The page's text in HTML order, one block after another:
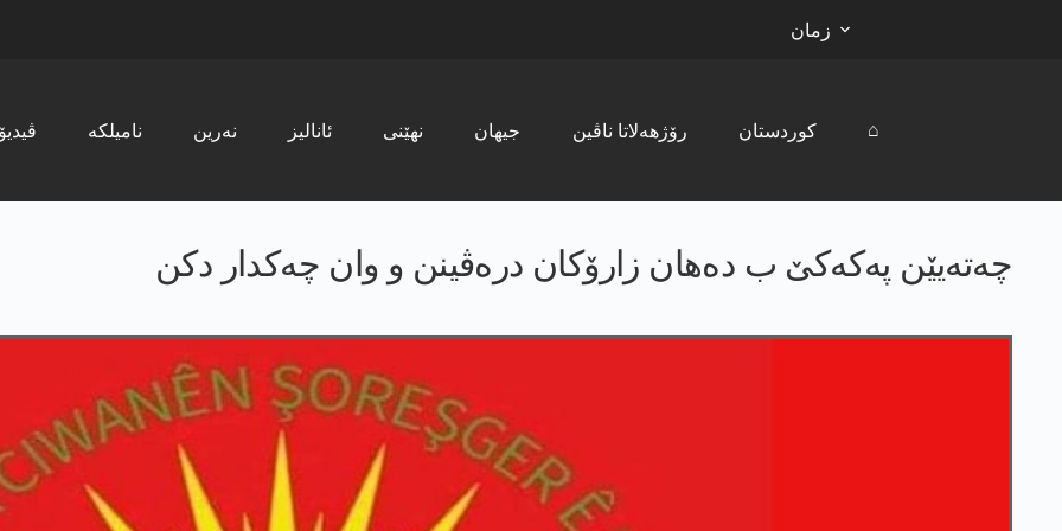
زمان
ڤیدیۆ نامیلکە نەرین ئانالیز نھێنی جیھان رۆژھەلاتا ناڤین کوردستان ⌂
چەتەیێن پەکەکێ ب دەھان زارۆکان درەڤینن و وان چەکدار دکن